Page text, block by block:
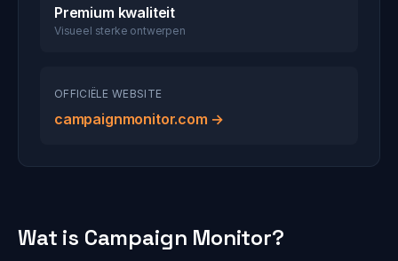
Premium kwaliteit
Visueel sterke ontwerpen
OFFICIËLE WEBSITE
campaignmonitor.com →
Wat is Campaign Monitor?